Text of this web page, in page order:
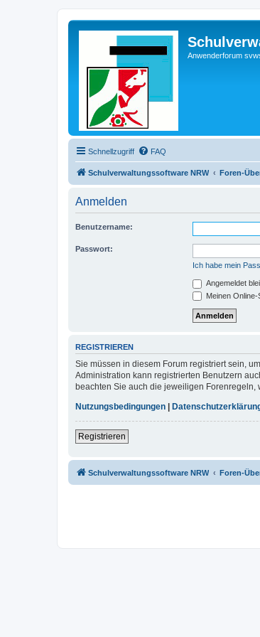
Anwenderforum
Schnellzugriff FAQ
Schulverwaltungssoftware NRW Foren-
Anmelden
Benutzername:
Passwort:
Ich habe mein
Angemeldet
Meinen
REGISTRIEREN
Sie müssen in diesem Forum registriert sein,
Administration kann registrierten Benutzern
beachten Sie auch die jeweiligen Forenregeln,
Nutzungsbedingungen |
Registrieren
Schulverwaltungssoftware NRW Foren-